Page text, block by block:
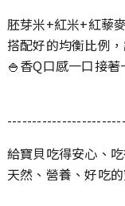
胚芽米+紅米+紅藜
搭配好的均衡比例
🍚香Q口感一口接著
給寶貝吃得安心、
天然、營養、好吃